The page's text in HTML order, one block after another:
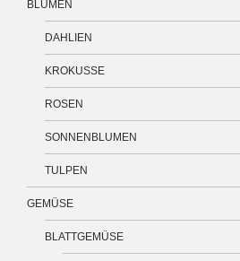
BLUMEN
DAHLIEN
KROKUSSE
ROSEN
SONNENBLUMEN
TULPEN
GEMÜSE
BLATTGEMÜSE